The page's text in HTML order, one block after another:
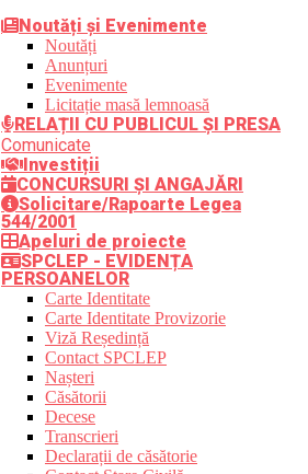
Noutăți și Evenimente
Noutăți
Anunțuri
Evenimente
Licitație masă lemnoasă
RELAȚII CU PUBLICUL ȘI PRESA
Comunicate
Investiții
CONCURSURI ȘI ANGAJĂRI
Solicitare/Rapoarte Legea
544/2001
Apeluri de proiecte
SPCLEP - EVIDENȚA
PERSOANELOR
Carte Identitate
Carte Identitate Provizorie
Viză Reședință
Contact SPCLEP
Nașteri
Căsătorii
Decese
Transcrieri
Declarații de căsătorie